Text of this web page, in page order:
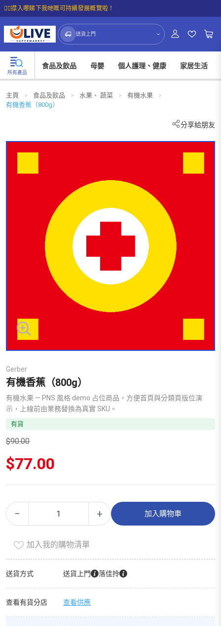
☝🏼㩒入嚟睇下我哋嘅可持續發展概覽啦！
送貨上門
所有產品
食品及飲品 母嬰 個人護理、健康 家居生活
主頁 > 食品及飲品 > 水果、 蔬菜 > 有機水果
>
有機香蕉（800g）
分享給朋友
Gerber
有機香蕉（800g）
有機水果 — PNS 風格 demo 占位商品，方便首頁與分類頁版位演
示，上線前由業務替換為真實 SKU。
有貨
$90.00
原
始
$90.00。
$77.00
價
格：
$77.00。
−
有
機
（800g）
數
+ 加入購物車
Alternative:
加入我的購物清單
送貨方式 送貨上門 落佳拎
查看有貨分店 查看供應